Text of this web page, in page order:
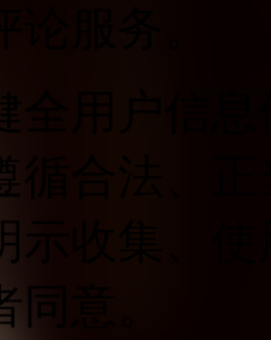
服务。
全用户信
循合法、
示收集、
意。